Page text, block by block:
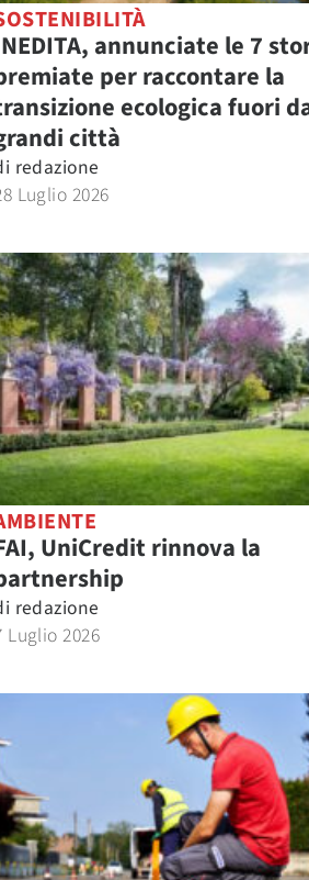
annunciate le 7
per raccontare la
ecologica fuori
città
redazione
Luglio 2026
UniCredit rinnova la
redazione
Luglio 2026